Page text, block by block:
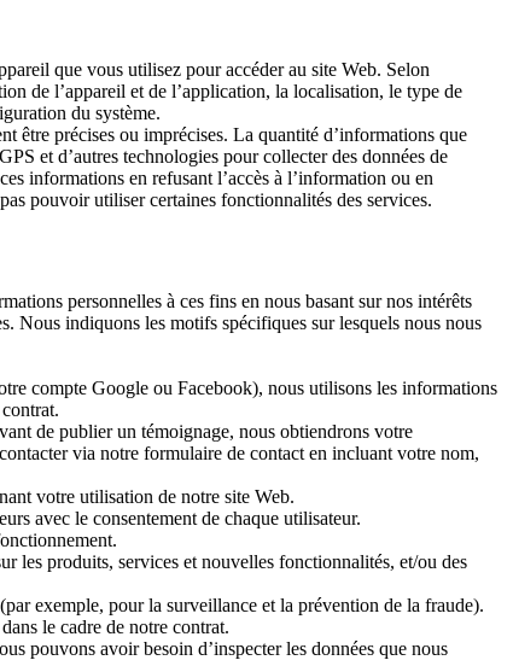
que vous utilisez pour accéder au site Web. Selon
de l’appareil et de l’application, la localisation, le type de
du système.
être précises ou imprécises. La quantité d’informations que
et d’autres technologies pour collecter des données de
informations en refusant l’accès à l’information ou en
pouvoir utiliser certaines fonctionnalités des services.
personnelles à ces fins en nous basant sur nos intérêts
Nous indiquons les motifs spécifiques sur lesquels nous nous
compte Google ou Facebook), nous utilisons les informations
de publier un témoignage, nous obtiendrons votre
via notre formulaire de contact en incluant votre nom,
votre utilisation de notre site Web.
avec le consentement de chaque utilisateur.
les produits, services et nouvelles fonctionnalités, et/ou des
exemple, pour la surveillance et la prévention de la fraude).
le cadre de notre contrat.
pouvons avoir besoin d’inspecter les données que nous